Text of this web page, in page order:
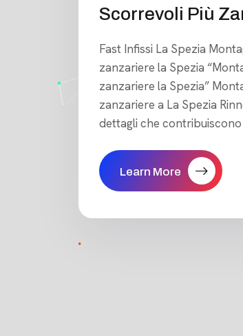
Scorrevoli Più
Fast Infissi La Spezia
zanzariere la Spezia
zanzariere la Spezia”
zanzariere a La Spezia
dettagli che contribuiscono
Learn More